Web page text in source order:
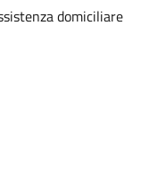
domiciliare